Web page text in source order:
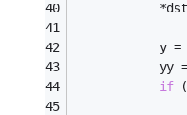
y =
yy
if